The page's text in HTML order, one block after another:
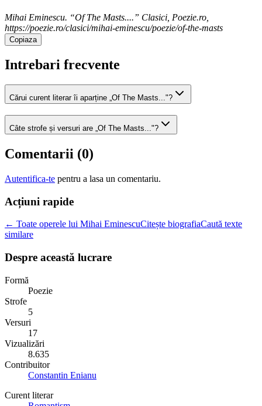
Mihai Eminescu. “Of The Masts....” Clasici, Poezie.ro,
https://poezie.ro/clasici/mihai-eminescu/poezie/of-the-masts
Copiaza
Intrebari frecvente
Cărui curent literar îi aparține „Of The Masts..."?
Câte strofe și versuri are „Of The Masts..."?
Comentarii (0)
Autentifica-te pentru a lasa un comentariu.
Acțiuni rapide
← Toate operele lui Mihai EminescuCitește biografiaCaută texte
similare
Despre această lucrare
Formă
Poezie
Strofe
5
Versuri
17
Vizualizări
8.635
Contribuitor
Constantin Enianu
Curent literar